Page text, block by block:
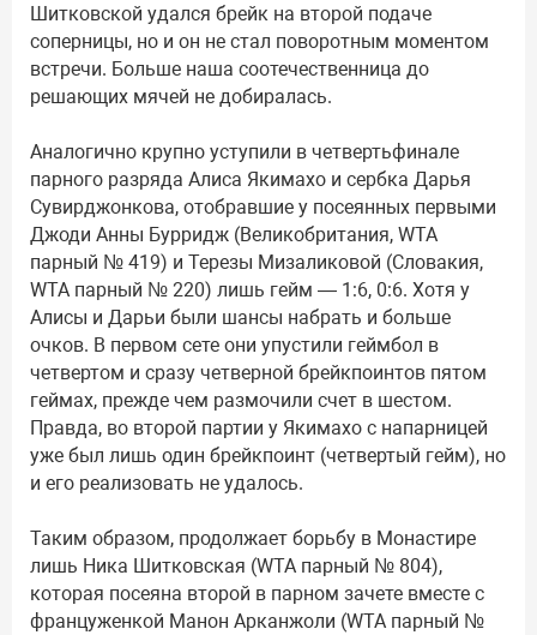
Шитковской удался брейк на второй подаче
соперницы, но и он не стал поворотным моментом
встречи. Больше наша соотечественница до
решающих мячей не добиралась.
Аналогично крупно уступили в четвертьфинале
парного разряда Алиса Якимахо и сербка Дарья
Сувирджонкова, отобравшие у посеянных первыми
Джоди Анны Бурридж (Великобритания, WTA
парный № 419) и Терезы Мизаликовой (Словакия,
WTA парный № 220) лишь гейм — 1:6, 0:6. Хотя у
Алисы и Дарьи были шансы набрать и больше
очков. В первом сете они упустили геймбол в
четвертом и сразу четверной брейкпоинтов пятом
геймах, прежде чем размочили счет в шестом.
Правда, во второй партии у Якимахо с напарницей
уже был лишь один брейкпоинт (четвертый гейм), но
и его реализовать не удалось.
Таким образом, продолжает борьбу в Монастире
лишь Ника Шитковская (WTA парный № 804),
которая посеяна второй в парном зачете вместе с
француженкой Манон Арканжоли (WTA парный №